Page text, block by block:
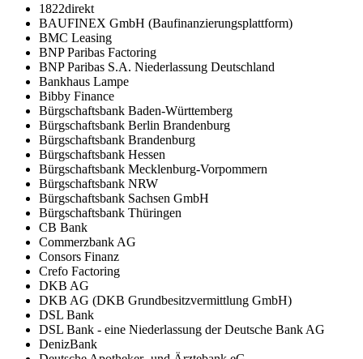
1822direkt
BAUFINEX GmbH (Baufinanzierungsplattform)
BMC Leasing
BNP Paribas Factoring
BNP Paribas S.A. Niederlassung Deutschland
Bankhaus Lampe
Bibby Finance
Bürgschaftsbank Baden-Württemberg
Bürgschaftsbank Berlin Brandenburg
Bürgschaftsbank Brandenburg
Bürgschaftsbank Hessen
Bürgschaftsbank Mecklenburg-Vorpommern
Bürgschaftsbank NRW
Bürgschaftsbank Sachsen GmbH
Bürgschaftsbank Thüringen
CB Bank
Commerzbank AG
Consors Finanz
Crefo Factoring
DKB AG
DKB AG (DKB Grundbesitzvermittlung GmbH)
DSL Bank
DSL Bank - eine Niederlassung der Deutsche Bank AG
DenizBank